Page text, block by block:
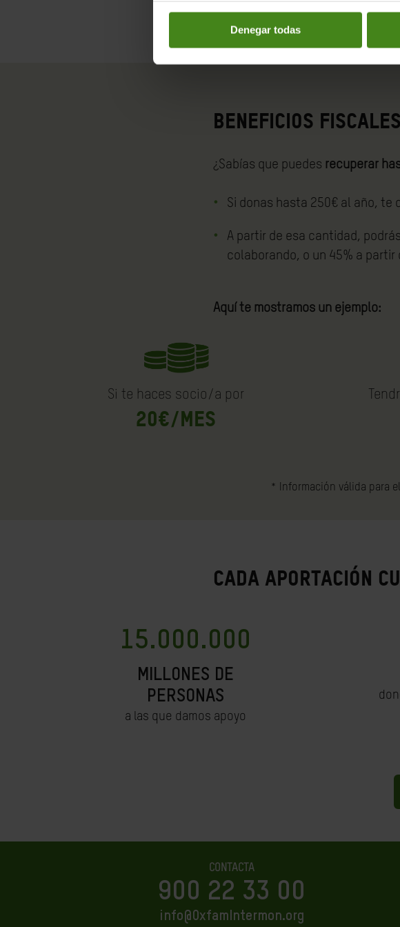
Denegar todas
Beneficios fiscales
¿Sabías que puedes recuperar
Si donas hasta 250€ al año, te
A partir de esa cantidad,
colaborando, o un 45% a
Aquí te mostramos un ejemplo:
Si te haces socio/a por
20€/mes
* Información válida para
Cada aportación
15.000.000
MILLONES DE
PERSONAS
a las que damos apoyo
CONTACTA
900 22 33 00
info@OxfamIntermon.org